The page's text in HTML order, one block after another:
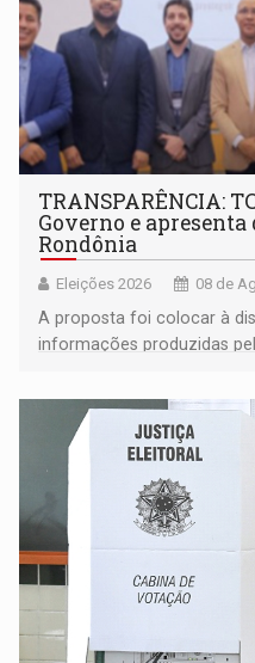
TRANSPARÊNCIA:
Governo e
Rondônia
Eleições 2026 08 de
A proposta foi colocar à
informações produzidas